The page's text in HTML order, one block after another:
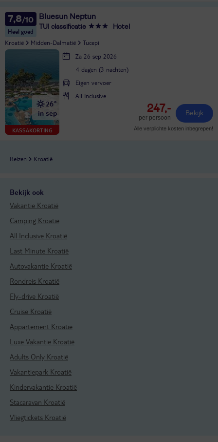
7,8
Heel goed
Bluesun Neptun
TUI classificatie Hotel
Kroatië Midden-Dalmatië Tucepi
KASSAKORTING
26°
in sep
Za 26 sep 2026
4 dagen (3 nachten)
Eigen vervoer
All Inclusive
247,-
per persoon
Bekijk
Alle verplichte kosten inbegrepen!
Reizen Kroatië
Bekijk ook
Vakantie Kroatië
Camping Kroatië
All Inclusive Kroatië
Last Minute Kroatië
Autovakantie Kroatië
Rondreis Kroatië
Fly-drive Kroatië
Cruise Kroatië
Appartement Kroatië
Luxe Vakantie Kroatië
Adults Only Kroatië
Vakantiepark Kroatië
Kindervakantie Kroatië
Stacaravan Kroatië
Vliegtickets Kroatië